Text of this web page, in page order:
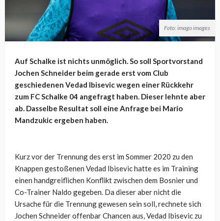
Foto: imago images
Auf Schalke ist nichts unmöglich. So soll Sportvorstand
Jochen Schneider beim gerade erst vom Club
geschiedenen Vedad Ibisevic wegen einer Rückkehr
zum FC Schalke 04 angefragt haben. Dieser lehnte aber
ab. Dasselbe Resultat soll eine Anfrage bei Mario
Mandzukic ergeben haben.
Kurz vor der Trennung des erst im Sommer 2020 zu den
Knappen gestoßenen Vedad Ibisevic hatte es im Training
einen handgreiflichen Konflikt zwischen dem Bosnier und
Co-Trainer Naldo gegeben. Da dieser aber nicht die
Ursache für die Trennung gewesen sein soll, rechnete sich
Jochen Schneider offenbar Chancen aus, Vedad Ibisevic zu